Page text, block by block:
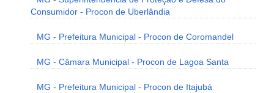
Consumidor - Procon de Uberlândia
MG - Prefeitura Municipal - Procon de Coromandel
MG - Câmara Municipal - Procon de Lagoa Santa
MG - Prefeitura Municipal - Procon de Itajubá